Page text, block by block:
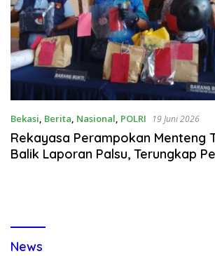
Bekasi, Berita, Nasional, POLRI 19 Juni 2026
Rekayasa Perampokan Menteng
Balik Laporan Palsu, Terungkap
News